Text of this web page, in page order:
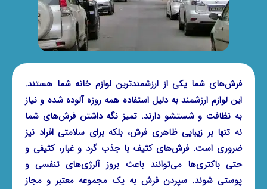
فرش‌های شما یکی از ارزشمندترین لوازم خانه شما هستند.
این لوازم ارزشمند به دلیل استفاده همه روزه آلوده شده و نیاز
به نظافت و شستشو دارند. تمیز نگه ‌داشتن فرش‌های شما
نه تنها بر زیبایی ظاهری فرش، بلکه برای سلامتی افراد نیز
ضروری است. فرش‌های کثیف با جذب گرد و غبار، کثیفی و
حتی باکتری‌ها می‌توانند باعث بروز آلرژی‌های تنفسی و
پوستی شوند. سپردن فرش به یک مجموعه معتبر و مجاز